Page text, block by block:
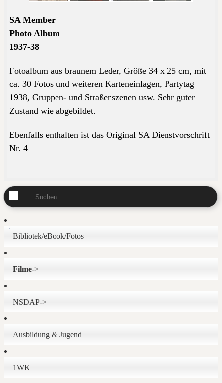
SA Member
Photo Album
1937-38
Fotoalbum aus braunem Leder, Größe 34 x 25 cm, mit
ca. 30 Fotos und weiteren Karteneinlagen, Partytag
1938, Gruppen- und Straßenszenen usw. Sehr guter
Zustand wie abgebildet.
Ebenfalls enthalten ist das Original SA Dienstvorschrift
Nr. 4
Bibliotek/eBook/Fotos
Filme->
NSDAP->
Ausbildung & Jugend
1WK